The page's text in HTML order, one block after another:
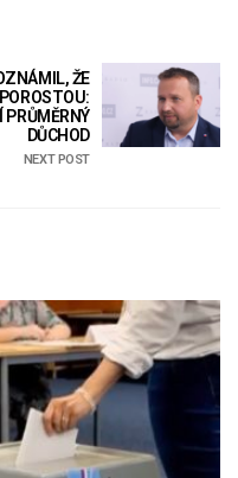
ŽE
PRŮMĚRNÝ
DŮCHOD
NEXT POST